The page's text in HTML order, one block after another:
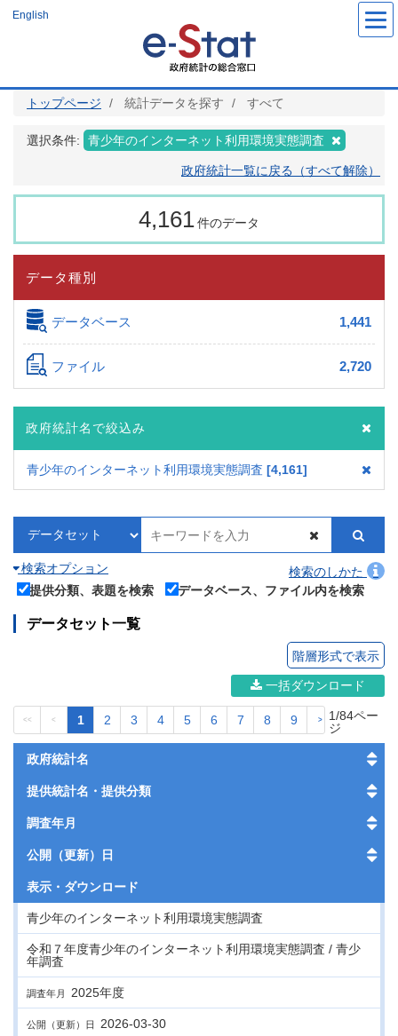
ツ
English
トップページ 統計データを探す すべて
選択条件: 青少年のインターネット利用環境実態調査
政府統計一覧に戻る（すべて解除）
4,161件のデータ
データ種別
データベース 1,441
ファイル 2,720
政府統計名で絞込み
青少年のインターネット利用環境実態調査 4,161
検索オプション
検索のしかた
提供分類、表題を検索
データベース、ファイル内を検索
データセット一覧
階層形式で表示
一括ダウンロード
<< < 1 2 3 4 5 6 7 8 9 > >>
1/84ペー
ジ
政府統計名
提供統計名・提供分類
調査年月
公開（更新）日
表示・ ダウンロード
青少年のインターネット利用環境実態調査
令和７年度青少年のインターネット利用環境実態調査 / 青少
年調査
調査年月 2025年度
公開（更新）日 2026-03-30